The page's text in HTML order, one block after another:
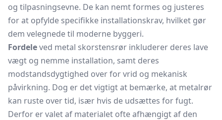
og tilpasningsevne. De kan nemt formes og justeres
for at opfylde specifikke installationskrav, hvilket gør
dem velegnede til moderne byggeri.
Fordeleved metal skorstensrør inkluderer deres lave
vægt og nemme installation, samt deres
modstandsdygtighed over for vrid og mekanisk
påvirkning. Dog er det vigtigt at bemærke, at metalrør
kan ruste over tid, især hvis de udsættes for fugt.
Derfor er valet af materialet ofte afhængigt af den